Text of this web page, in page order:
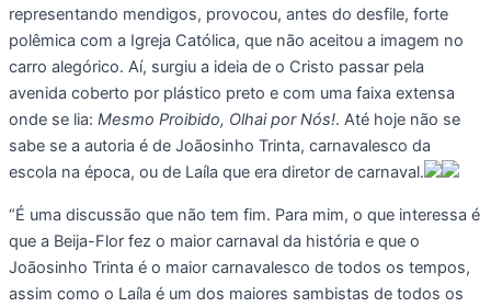
representando mendigos, provocou, antes do desfile, forte
polêmica com a Igreja Católica, que não aceitou a imagem no
carro alegórico. Aí, surgiu a ideia de o Cristo passar pela
avenida coberto por plástico preto e com uma faixa extensa
onde se lia: Mesmo Proibido, Olhai por Nós!. Até hoje não se
sabe se a autoria é de Joãosinho Trinta, carnavalesco da
escola na época, ou de Laíla que era diretor de carnaval.
“É uma discussão que não tem fim. Para mim, o que interessa é
que a Beija-Flor fez o maior carnaval da história e que o
Joãosinho Trinta é o maior carnavalesco de todos os tempos,
assim como o Laíla é um dos maiores sambistas de todos os